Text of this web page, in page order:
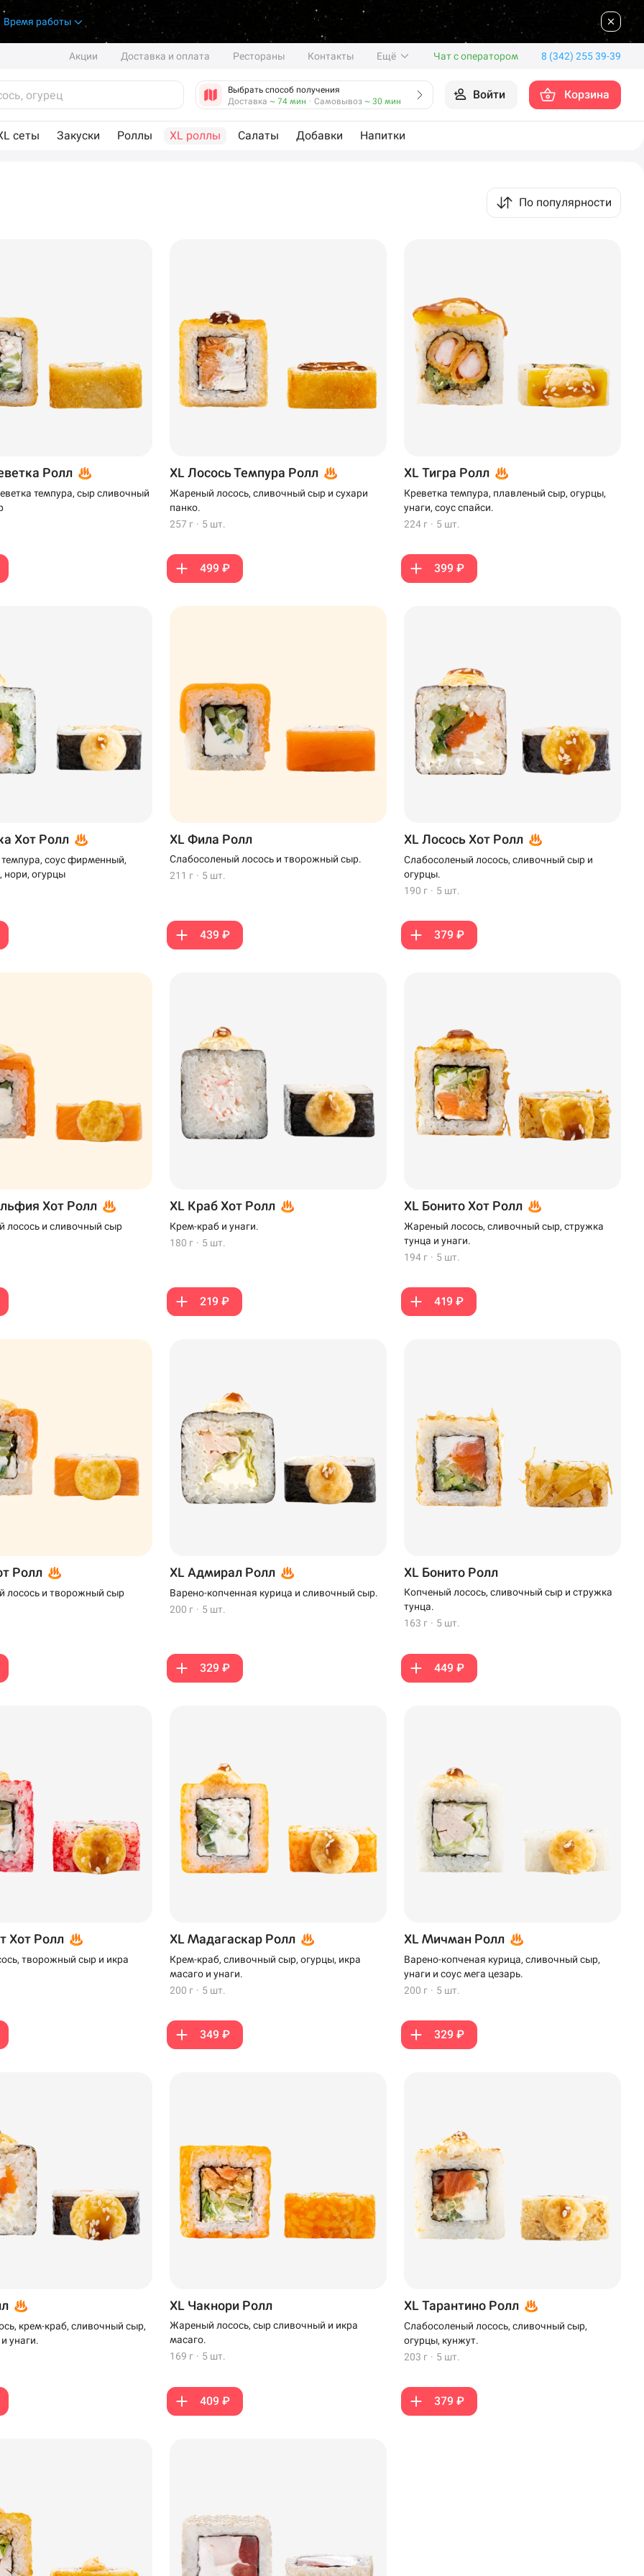
Время работы
Акции Доставка и оплата Рестораны Контакты Ещё Чат с оператором 8 (342) 255 39-39
Выбрать способ получения
Доставка ~ 74 мин · Самовывоз ~ 30 мин Войти Корзина
сеты Закуски Роллы XL роллы Салаты Добавки Напитки
По популярности
Ролл
темпура, сыр сливочный
XL Лосось Темпура Ролл
Жареный лосось, сливочный сыр и сухари
панко.
257 г · 5 шт.
499 ₽
XL Тигра Ролл
Креветка темпура, плавленый сыр, огурцы,
унаги, соус спайси.
224 г · 5 шт.
399 ₽
Хот Ролл
темпура, соус фирменный,
нори, огурцы
XL Фила Ролл
Слабосоленый лосось и творожный сыр.
211 г · 5 шт.
439 ₽
XL Лосось Хот Ролл
Слабосоленый лосось, сливочный сыр и
огурцы.
190 г · 5 шт.
379 ₽
Хот Ролл
лосось и сливочный сыр
XL Краб Хот Ролл
Крем-краб и унаги.
180 г · 5 шт.
219 ₽
XL Бонито Хот Ролл
Жареный лосось, сливочный сыр, стружка
тунца и унаги.
194 г · 5 шт.
419 ₽
Ролл
лосось и творожный сыр
XL Адмирал Ролл
Варено-копченная курица и сливочный сыр.
200 г · 5 шт.
329 ₽
XL Бонито Ролл
Копченый лосось, сливочный сыр и стружка
тунца.
163 г · 5 шт.
449 ₽
Хот Ролл
творожный сыр и икра
XL Мадагаскар Ролл
Крем-краб, сливочный сыр, огурцы, икра
масаго и унаги.
200 г · 5 шт.
349 ₽
XL Мичман Ролл
Варено-копченая курица, сливочный сыр,
унаги и соус мега цезарь.
200 г · 5 шт.
329 ₽
крем-краб, сливочный сыр,
унаги.
XL Чакнори Ролл
Жареный лосось, сыр сливочный и икра
масаго.
169 г · 5 шт.
409 ₽
XL Тарантино Ролл
Слабосоленый лосось, сливочный сыр,
огурцы, кунжут.
203 г · 5 шт.
379 ₽
Самовывоз